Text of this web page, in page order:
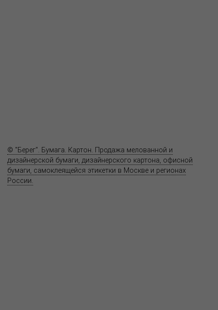
© "Берег". Бумага. Картон. Продажа мелованной и
дизайнерской бумаги, дизайнерского картона, офисной
бумаги, самоклеящейся этикетки в Москве и регионах
России.